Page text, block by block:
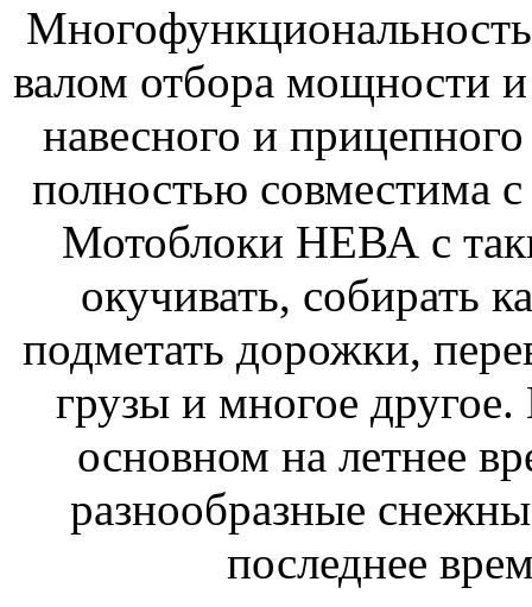
Многофункциональность
валом отбора мощности
навесного и
полностью совместима
Мотоблоки НЕВА с
окучивать, собирать
подметать дорожки,
грузы и многое другое.
основном на летнее
разнообразные
последнее